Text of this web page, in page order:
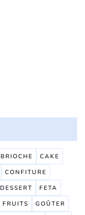
BRIOCHE
CAKE
CONFITURE
DESSERT
FETA
FRUITS
GOÛTER